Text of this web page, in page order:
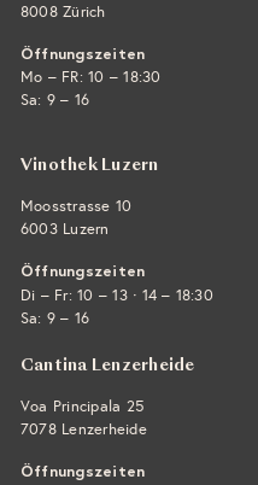
8008 Zürich
Öffnungszeiten
Mo – FR: 10 – 18:30
Sa: 9 – 16
Vinothek Luzern
Moosstrasse 10
6003 Luzern
Öffnungszeiten
Di – Fr: 10 – 13 · 14 – 18:30
Sa: 9 – 16
Cantina Lenzerheide
Voa Principala 25
7078 Lenzerheide
Öffnungszeiten